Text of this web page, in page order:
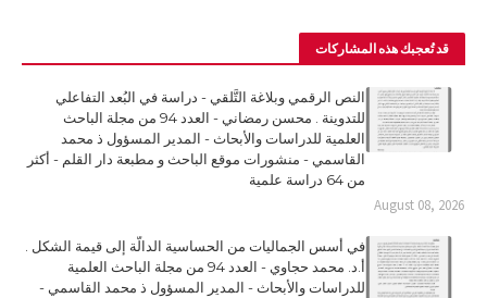
قد تُعجبك هذه المشاركات
النص الرقمي وبلاغة التَّلقي - دراسة في البُعد التفاعلي
للتدوينة . محسن رمضاني - العدد 94 من مجلة الباحث
العلمية للدراسات والأبحاث - المدير المسؤول ذ محمد
القاسمي - منشورات موقع الباحث و مطبعة دار القلم - أكثر
من 64 دراسة علمية
August 08, 2026
في أسس الجماليات من الحساسية الدالّة إلى قيمة الشكل .
أ.د. محمد حجاوي - العدد 94 من مجلة الباحث العلمية
للدراسات والأبحاث - المدير المسؤول ذ محمد القاسمي -